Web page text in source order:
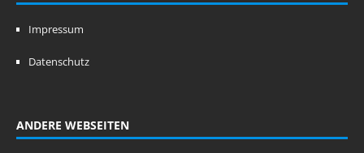
Impressum
Datenschutz
ANDERE WEBSEITEN